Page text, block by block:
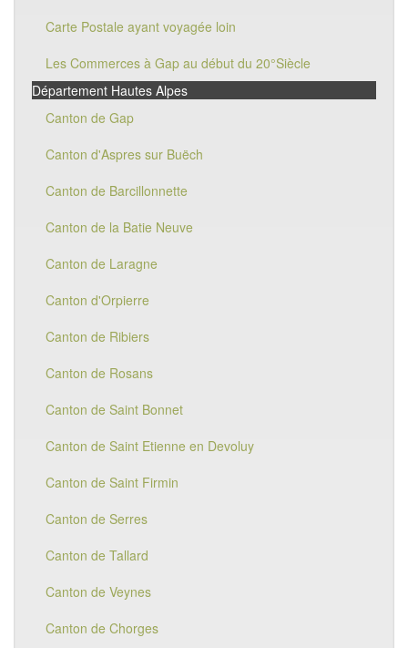
Carte Postale ayant voyagée loin
Les Commerces à Gap au début du 20°Siècle
Département Hautes Alpes
Canton de Gap
Canton d'Aspres sur Buëch
Canton de Barcillonnette
Canton de la Batie Neuve
Canton de Laragne
Canton d'Orpierre
Canton de Ribiers
Canton de Rosans
Canton de Saint Bonnet
Canton de Saint Etienne en Devoluy
Canton de Saint Firmin
Canton de Serres
Canton de Tallard
Canton de Veynes
Canton de Chorges